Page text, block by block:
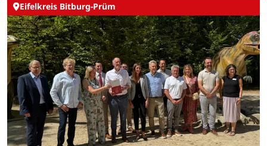
Eifelkreis Bitburg-Prüm